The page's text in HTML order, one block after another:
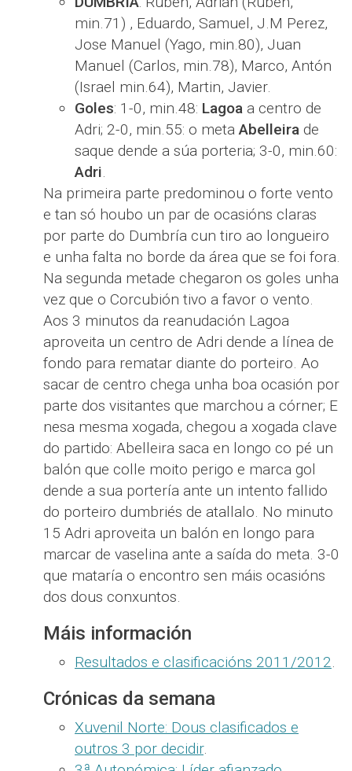
min.71) , Eduardo, Samuel, J.M Perez,
Jose Manuel (Yago, min.80), Juan
Manuel (Carlos, min.78), Marco, Antón
(Israel min.64), Martin, Javier.
Goles: 1-0, min.48: Lagoa a centro de
Adri; 2-0, min.55: o metaAbelleira de
saque dende a súa porteria; 3-0, min.60:
Adri.
Na primeira parte predominou o forte vento
e tan só houbo un par de ocasións claras
por parte do Dumbría cun tiro ao longueiro
e unha falta no borde da área que se foi fora.
Na segunda metade chegaron os goles unha
vez que o Corcubión tivo a favor o vento.
Aos 3 minutos da reanudación Lagoa
aproveita un centro de Adri dende a línea de
fondo para rematar diante do porteiro. Ao
sacar de centro chega unha boa ocasión por
parte dos visitantes que marchou a córner; E
nesa mesma xogada, chegou a xogada clave
do partido: Abelleira saca en longo co pé un
balón que colle moito perigo e marca gol
dende a sua portería ante un intento fallido
do porteiro dumbriés de atallalo. No minuto
15 Adri aproveita un balón en longo para
marcar de vaselina ante a saída do meta. 3-0
que mataría o encontro sen máis ocasións
dos dous conxuntos.
Máis información
Resultados e clasificacións 2011/2012.
Crónicas da semana
Xuvenil Norte: Dous clasificados e
outros 3 por decidir.